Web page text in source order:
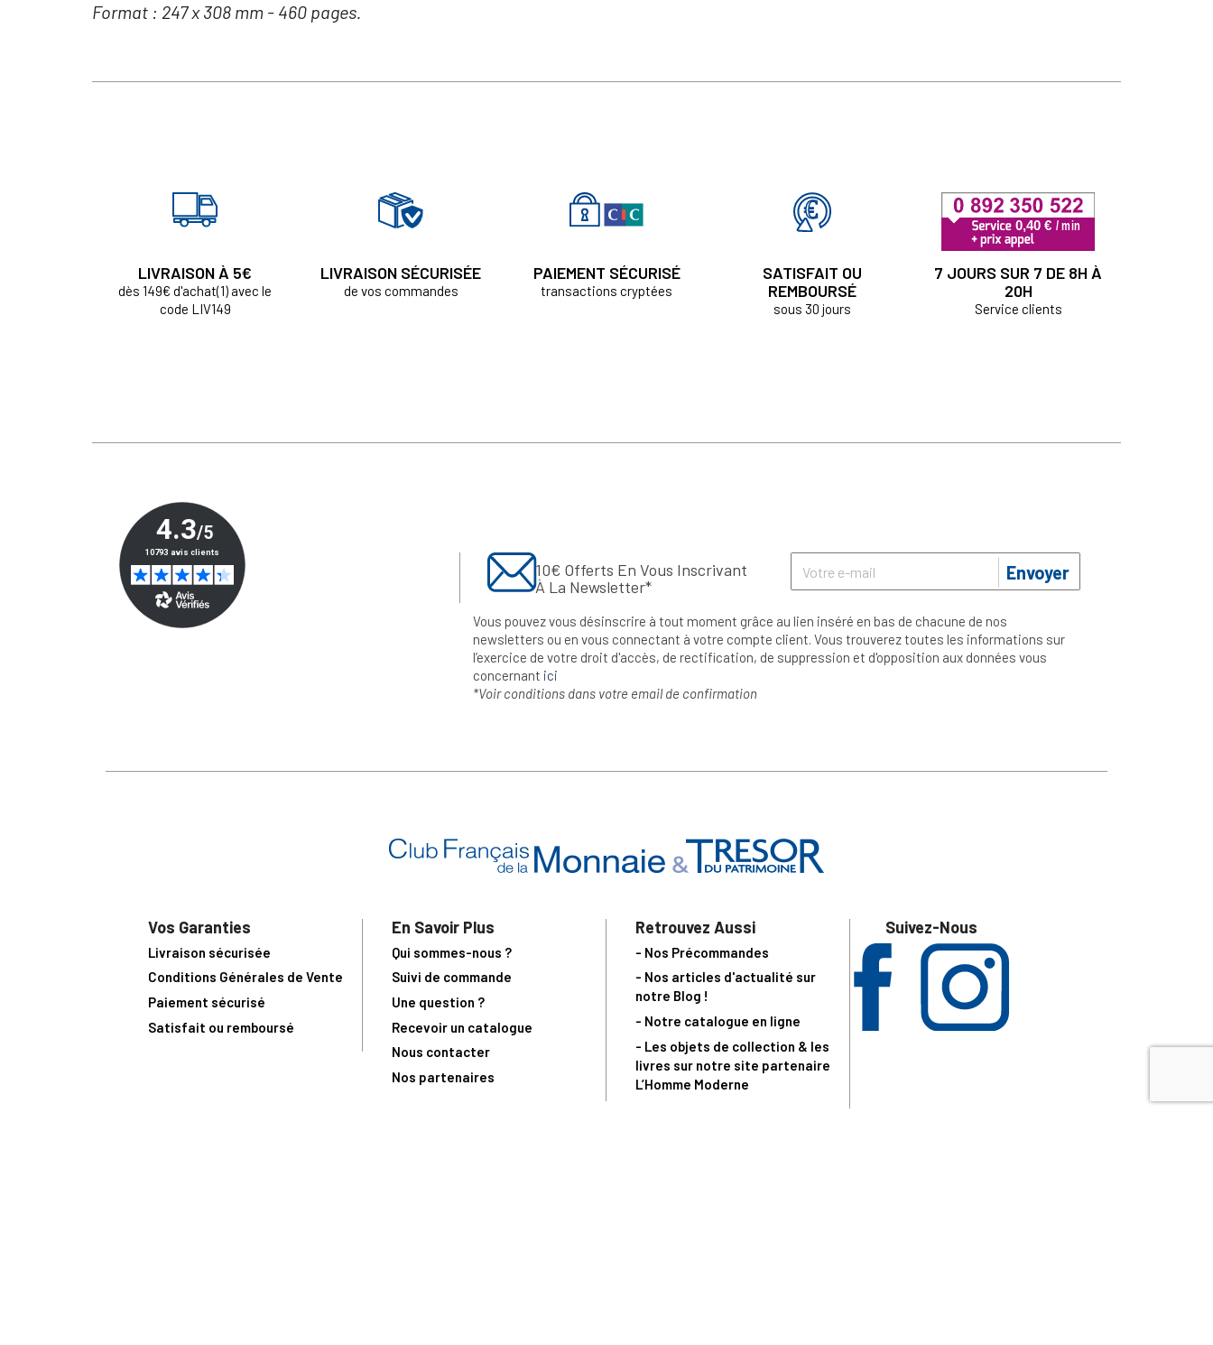
Format : 247 x 308 mm - 460 pages.
LIVRAISON À 5€
dès 149€ d'achat(1) avec le
code LIV149
LIVRAISON SÉCURISÉE
de vos commandes
PAIEMENT SÉCURISÉ
transactions cryptées
SATISFAIT OU
REMBOURSÉ
sous 30 jours
7 JOURS SUR 7 DE 8H À
20H
Service clients
10€ Offerts En Vous Inscrivant
À La Newsletter*
Envoyer
Vous pouvez vous désinscrire à tout moment grâce au lien inséré en bas de chacune de nos
newsletters ou en vous connectant à votre compte client. Vous trouverez toutes les informations sur
l’exercice de votre droit d'accès, de rectification, de suppression et d'opposition aux données vous
concernant ici
*Voir conditions dans votre email de confirmation
Vos Garanties
Livraison sécurisée
Conditions Générales de Vente
Paiement sécurisé
Satisfait ou remboursé
En Savoir Plus
Qui sommes-nous ?
Suivi de commande
Une question ?
Recevoir un catalogue
Nous contacter
Nos partenaires
Retrouvez Aussi
- Nos Précommandes
- Nos articles d'actualité sur
notre Blog !
- Notre catalogue en ligne
- Les objets de collection & les
livres sur notre site partenaire
L’Homme Moderne
Suivez-Nous